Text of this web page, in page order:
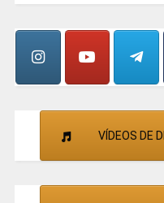
CANTORES
VÍDEOS DE